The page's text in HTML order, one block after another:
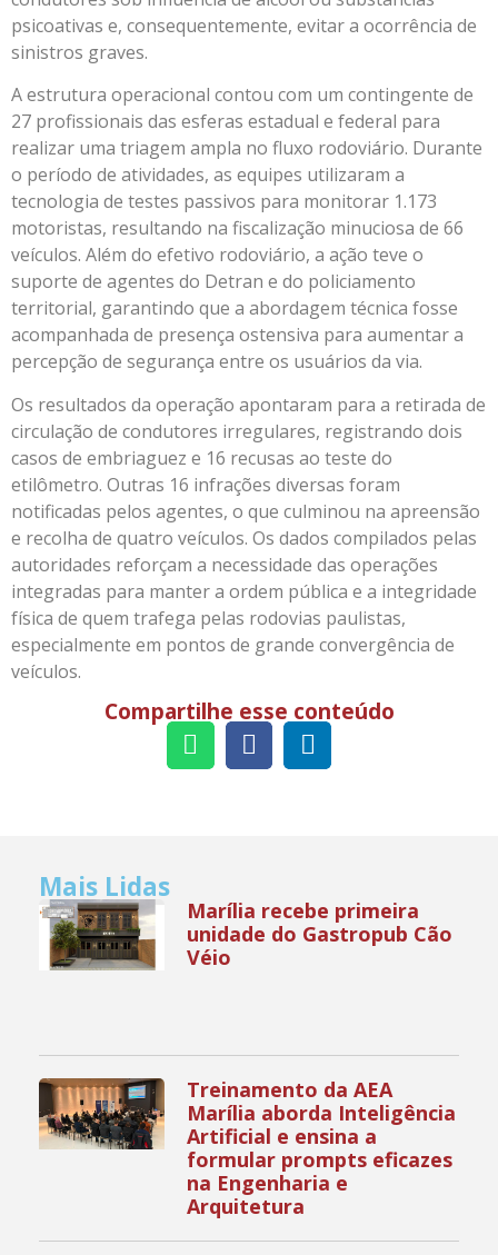
psicoativas e, consequentemente, evitar a ocorrência de
sinistros graves.
A estrutura operacional contou com um contingente de
27 profissionais das esferas estadual e federal para
realizar uma triagem ampla no fluxo rodoviário. Durante
o período de atividades, as equipes utilizaram a
tecnologia de testes passivos para monitorar 1.173
motoristas, resultando na fiscalização minuciosa de 66
veículos. Além do efetivo rodoviário, a ação teve o
suporte de agentes do Detran e do policiamento
territorial, garantindo que a abordagem técnica fosse
acompanhada de presença ostensiva para aumentar a
percepção de segurança entre os usuários da via.
Os resultados da operação apontaram para a retirada de
circulação de condutores irregulares, registrando dois
casos de embriaguez e 16 recusas ao teste do
etilômetro. Outras 16 infrações diversas foram
notificadas pelos agentes, o que culminou na apreensão
e recolha de quatro veículos. Os dados compilados pelas
autoridades reforçam a necessidade das operações
integradas para manter a ordem pública e a integridade
física de quem trafega pelas rodovias paulistas,
especialmente em pontos de grande convergência de
veículos.
Compartilhe esse conteúdo
Mais Lidas
Marília recebe primeira
unidade do Gastropub Cão
Véio
Treinamento da AEA
Marília aborda Inteligência
Artificial e ensina a
formular prompts eficazes
na Engenharia e
Arquitetura